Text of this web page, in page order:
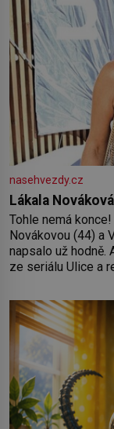
nasehvezdy.cz
Lákala
Tohle nemá
Novákovou (44) a
napsalo už hodně.
ze seriálu Ulice a